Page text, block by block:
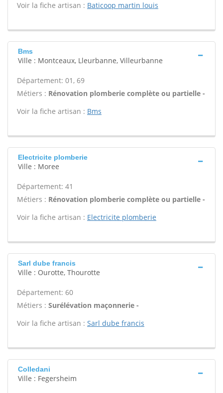
Voir la fiche artisan : Baticoop martin louis
Bms
Ville : Montceaux, Lleurbanne, Villeurbanne
Département: 01, 69
Métiers : Rénovation plomberie complète ou partielle -
Voir la fiche artisan : Bms
Electricite plomberie
Ville : Moree
Département: 41
Métiers : Rénovation plomberie complète ou partielle -
Voir la fiche artisan : Electricite plomberie
Sarl dube francis
Ville : Ourotte, Thourotte
Département: 60
Métiers : Surélévation maçonnerie -
Voir la fiche artisan : Sarl dube francis
Colledani
Ville : Fegersheim